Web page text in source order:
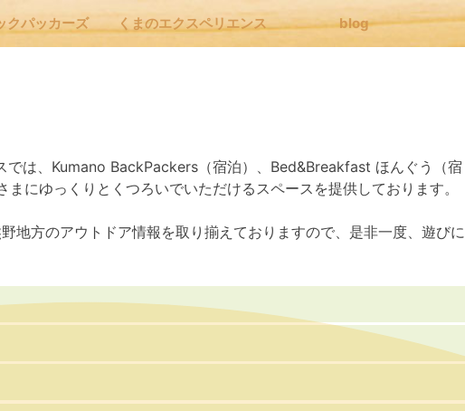
クパッカーズ くまのエクスペリエンス blog
ズ
ス
では、Kumano BackPackers（宿泊）、Bed&Breakfast ほんぐう（宿
にゆっくりとくつろいでいただけるスペースを提供しております。
地方のアウトドア情報を取り揃えておりますので、是非一度、遊びに